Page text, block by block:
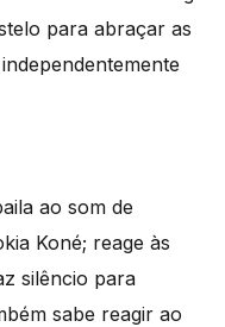
para abraçar as
ao som de
Koné; reage às
silêncio para
sabe reagir ao